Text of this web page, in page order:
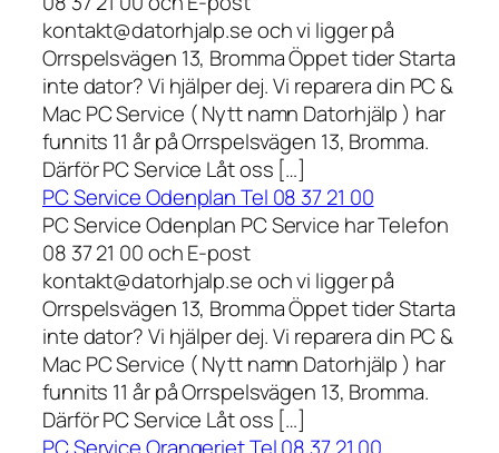
kontakt@datorhjalp.se och vi ligger på
Orrspelsvägen 13, Bromma Öppet tider Starta
inte dator? Vi hjälper dej. Vi reparera din PC &
Mac PC Service ( Nytt namn Datorhjälp ) har
funnits 11 år på Orrspelsvägen 13, Bromma.
Därför PC Service Låt oss […]
PC Service Odenplan Tel 08 37 21 00
PC Service Odenplan PC Service har Telefon
08 37 21 00 och E-post
kontakt@datorhjalp.se och vi ligger på
Orrspelsvägen 13, Bromma Öppet tider Starta
inte dator? Vi hjälper dej. Vi reparera din PC &
Mac PC Service ( Nytt namn Datorhjälp ) har
funnits 11 år på Orrspelsvägen 13, Bromma.
Därför PC Service Låt oss […]